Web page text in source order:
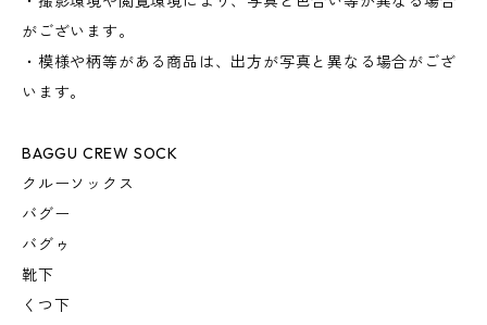
がございます。
・模様や柄等がある商品は、出方が写真と異なる場合がござ
います。
BAGGU CREW SOCK
クルーソックス
バグー
バグゥ
靴下
くつ下